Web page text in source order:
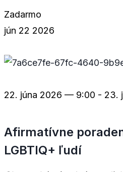
Zadarmo
jún 22 2026
22. júna 2026 — 9:00 - 23.
Afirmatívne
LGBTIQ+ ľudí